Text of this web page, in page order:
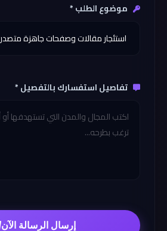
موضوع الطلب *
تفاصيل استفسارك بالتفصيل *
إرسال الرسالة الآن